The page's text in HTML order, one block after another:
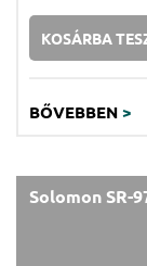
KOSÁRBA
BŐVEBBEN >
Solomon SR-